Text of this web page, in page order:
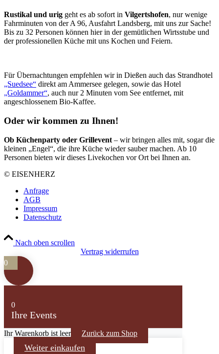
Rustikal und urig geht es ab sofort in Vilgertshofen, nur wenige
Fahrminuten von der A 96, Ausfahrt Landsberg, mit uns zur Sache!
Bis zu 32 Personen können hier in der gemütlichen Wirtsstube und
der professionellen Küche mit uns Kochen und Feiern.
Für Übernachtungen empfehlen wir in Dießen auch das Strandhotel
„Suedsee“ direkt am Ammersee gelegen, sowie das Hotel
„Goldammer“, auch nur 2 Minuten vom See entfernet, mit
angeschlossenem Bio-Kaffee.
Oder wir kommen zu Ihnen!
Ob Küchenparty oder Grillevent – wir bringen alles mit, sogar die
kleinen „Engel“, die ihre Küche wieder sauber machen. Ab 10
Personen bieten wir dieses Livekochen vor Ort bei Ihnen an.
© EISENHERZ
Anfrage
AGB
Impressum
Datenschutz
Nach oben scrollen
Vertrag widerrufen
0
0
Ihre Events
Ihr Warenkorb ist leer Zurück zum Shop
Weiter einkaufen